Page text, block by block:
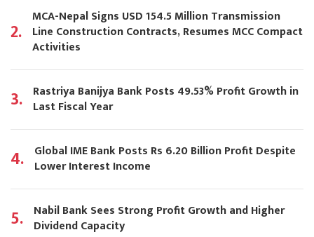
2.
MCA-Nepal Signs USD 154.5 Million Transmission
Line Construction Contracts, Resumes MCC Compact
Activities
3. Rastriya Banijya Bank Posts 49.53% Profit Growth in
Last Fiscal Year
4. Global IME Bank Posts Rs 6.20 Billion Profit Despite
Lower Interest Income
5. Nabil Bank Sees Strong Profit Growth and Higher
Dividend Capacity